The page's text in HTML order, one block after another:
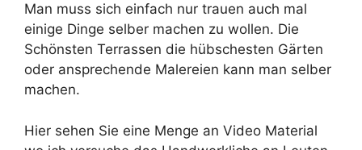
Man muss sich einfach nur trauen auch mal
einige Dinge selber machen zu wollen. Die
Schönsten Terrassen die hübschesten Gärten
oder ansprechende Malereien kann man selber
machen.
Hier sehen Sie eine Menge an Video Material